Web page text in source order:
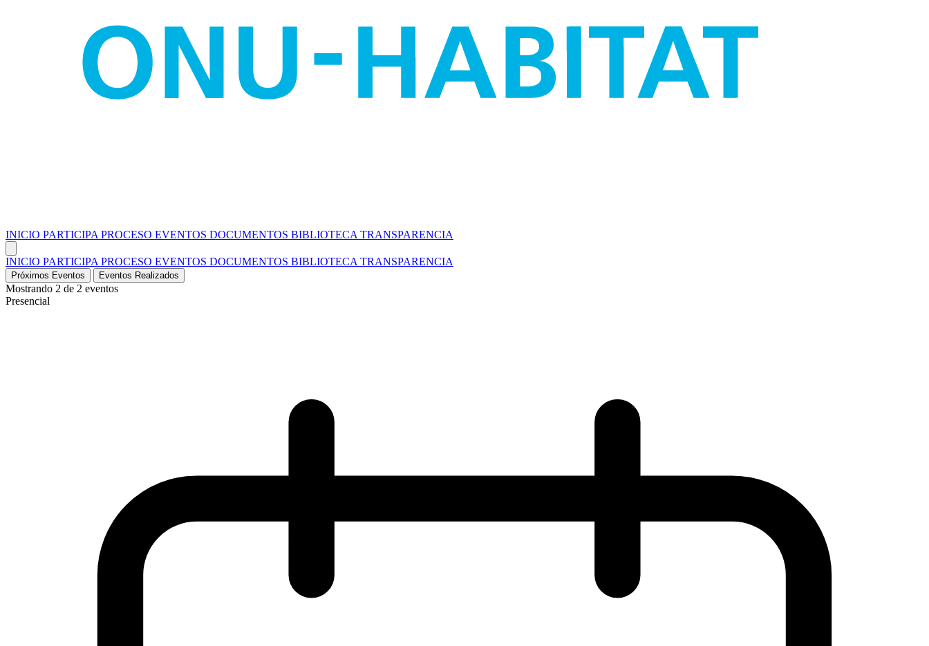
INICIO PARTICIPA PROCESO EVENTOS DOCUMENTOS BIBLIOTECA TRANSPARENCIA
INICIO PARTICIPA PROCESO EVENTOS DOCUMENTOS BIBLIOTECA TRANSPARENCIA
Próximos Eventos Eventos Realizados
Mostrando 2 de 2 eventos
Presencial